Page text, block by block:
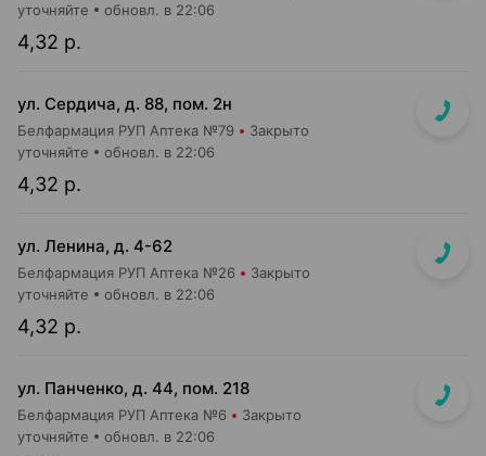
4,32 р.
уточняйте обновл. в 22:06
ул. Сердича, д. 88, пом. 2н
Белфармация РУП Аптека №79 Закрыто
4,32 р.
уточняйте обновл. в 22:06
ул. Ленина, д. 4-62
Белфармация РУП Аптека №26 Закрыто
4,32 р.
уточняйте обновл. в 22:06
ул. Панченко, д. 44, пом. 218
Белфармация РУП Аптека №6 Закрыто
уточняйте обновл. в 22:06